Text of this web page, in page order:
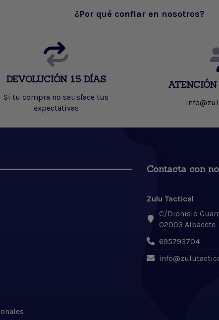
¿Por qué confiar en nosotros?
DEVOLUCIÓN 15 DÍAS
Si tu compra no satisface tus
expectativas
Contacta con
Zulu Tactical
C/Dionisio
02003 Albacete
695793704